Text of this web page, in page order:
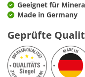
Geeignet für
Made in Germany
Geprüfte